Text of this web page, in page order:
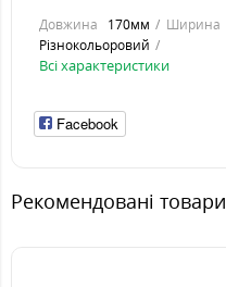
Довжина 170мм Ширина
Різнокольоровий
Всі характеристики
Facebook
Рекомендовані товари